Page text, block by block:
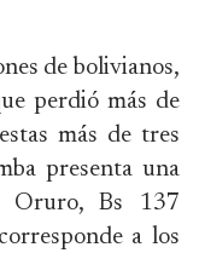
de bolivianos,
perdió más de
más de tres
presenta una
Oruro, Bs 137
a los